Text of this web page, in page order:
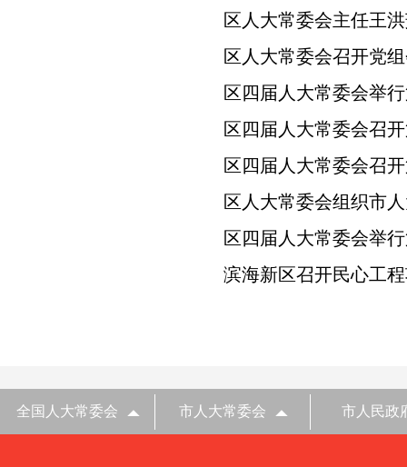
区人大常委会主任王
区人大常委会召开党
区四届人大常委会举
区四届人大常委会召
区四届人大常委会召
区人大常委会组织市
区四届人大常委会举
滨海新区召开民心工
全国人大常委会 市人大常委会 市人民政